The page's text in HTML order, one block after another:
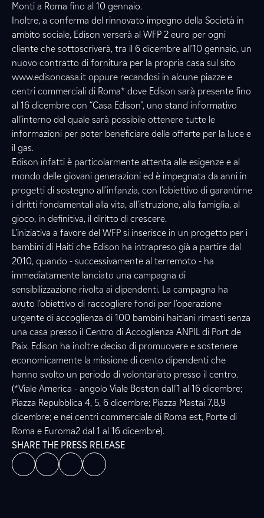
Monti a Roma fino al 10 gennaio.
Inoltre, a conferma del rinnovato impegno della Società in
ambito sociale, Edison verserà al WFP 2 euro per ogni
cliente che sottoscriverà, tra il 6 dicembre all’10 gennaio, un
nuovo contratto di fornitura per la propria casa sul sito
www.edisoncasa.it oppure recandosi in alcune piazze e
centri commerciali di Roma* dove Edison sarà presente fino
al 16 dicembre con “Casa Edison”, uno stand informativo
all’interno del quale sarà possibile ottenere tutte le
informazioni per poter beneficiare delle offerte per la luce e
il gas.
Edison infatti è particolarmente attenta alle esigenze e al
mondo delle giovani generazioni ed è impegnata da anni in
progetti di sostegno all’infanzia, con l’obiettivo di garantirne
i diritti fondamentali alla vita, all’istruzione, alla famiglia, al
gioco, in definitiva, il diritto di crescere.
L’iniziativa a favore del WFP si inserisce in un progetto per i
bambini di Haiti che Edison ha intrapreso già a partire dal
2010, quando - successivamente al terremoto - ha
immediatamente lanciato una campagna di
sensibilizzazione rivolta ai dipendenti. La campagna ha
avuto l’obiettivo di raccogliere fondi per l’operazione
urgente di accoglienza di 100 bambini haitiani rimasti senza
una casa presso il Centro di Accoglienza ANPIL di Port de
Paix. Edison ha inoltre deciso di promuovere e sostenere
economicamente la missione di cento dipendenti che
hanno svolto un periodo di volontariato presso il centro.
(*Viale America - angolo Viale Boston dall’1 al 16 dicembre;
Piazza Repubblica 4, 5, 6 dicembre; Piazza Mastai 7,8,9
dicembre; e nei centri commerciale di Roma est, Porte di
Roma e Euroma2 dal 1 al 16 dicembre).
SHARE THE PRESS RELEASE